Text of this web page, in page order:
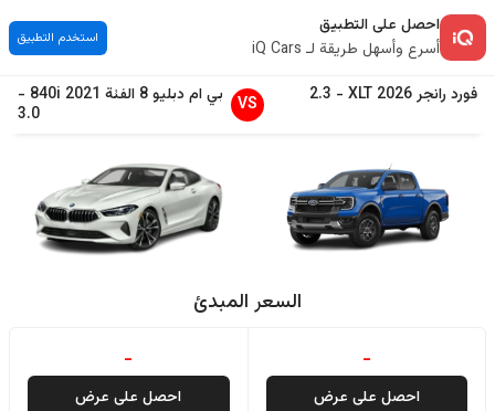
احصل على التطبيق
أسرع وأسهل طريقة لـ iQ Cars
استخدم التطبيق
فورد رانجر2026
XLT
-
2.3
VS بي ام دبليو8 الفئة 2021
840i
-
3.0
السعر المبدئ
-
احصل على عرض
-
احصل على عرض